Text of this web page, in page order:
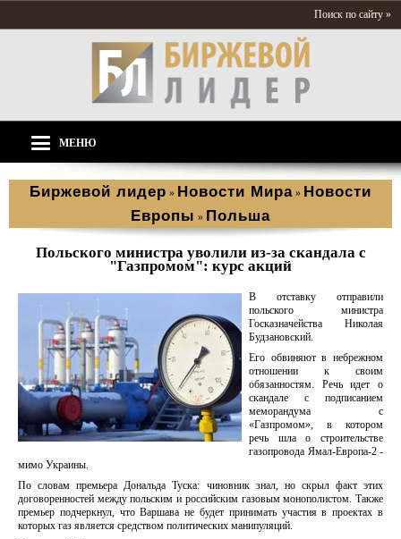
Поиск по сайту »
МЕНЮ
Биржевой лидер » Новости Мира » Новости
Европы » Польша
Польского министра уволили из-за скандала с
"Газпромом": курс акций
В отставку отправили
польского министра
Госказначейства Николая
Будзановский.
Его обвиняют в небрежном
отношении к своим
обязанностям. Речь идет о
скандале с подписанием
меморандума с
«Газпромом», в котором
речь шла о строительстве
газопровода Ямал-Европа-2 -
мимо Украины.
По словам премьера Дональда Туска: чиновник знал, но скрыл факт этих
договоренностей между польским и российским газовым монополистом. Также
премьер подчеркнул, что Варшава не будет принимать участия в проектах в
которых газ является средством политических манипуляций.